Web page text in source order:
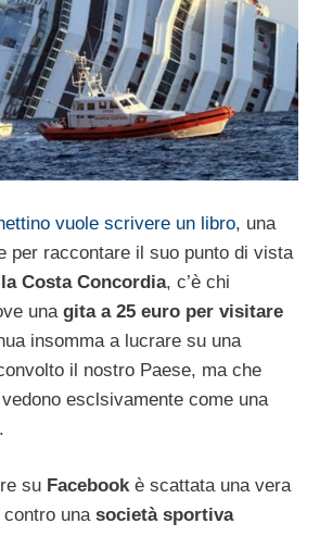
vuole scrivere un libro, una
per raccontare il suo punto di vista
Costa Concordia, c’è chi
una gita a 25 euro per visitare
insomma a lucrare su una
il nostro Paese, ma che
esclsivamente come una
su Facebookè scattata una vera
unasocietà sportiva